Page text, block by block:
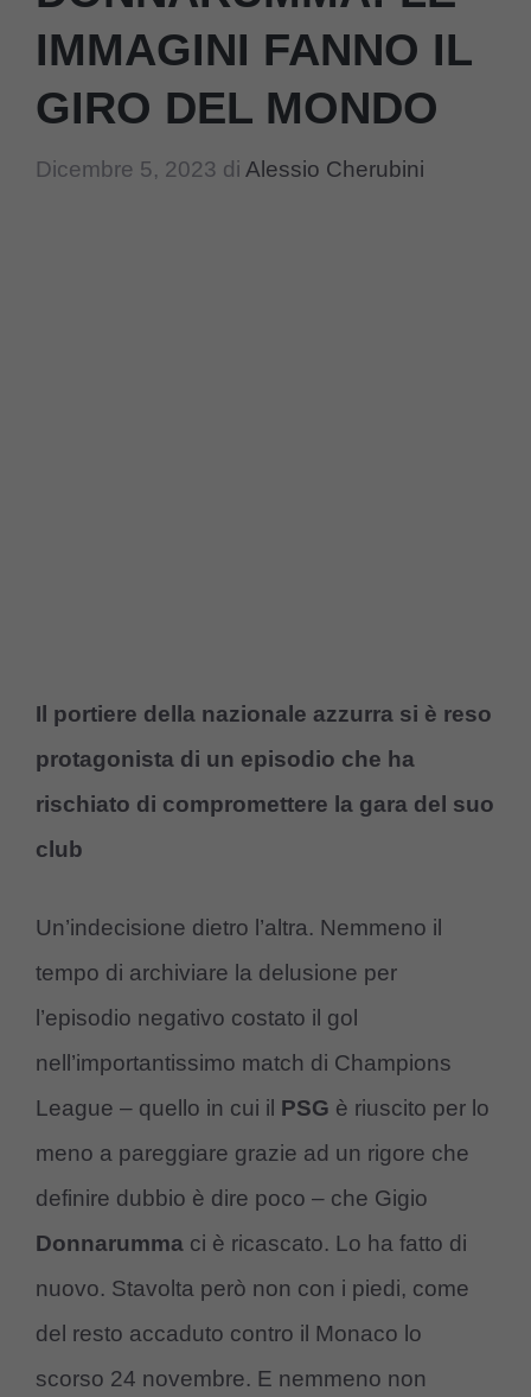
IMMAGINI FANNO IL
GIRO DEL MONDO
Dicembre 5, 2023 di Alessio Cherubini
Il portiere della nazionale azzurra si è reso
protagonista di un episodio che ha
rischiato di compromettere la gara del suo
club
Un’indecisione dietro l’altra. Nemmeno il
tempo di archiviare la delusione per
l’episodio negativo costato il gol
nell’importantissimo match di Champions
League – quello in cui il PSG è riuscito per lo
meno a pareggiare grazie ad un rigore che
definire dubbio è dire poco – che Gigio
Donnarumma ci è ricascato. Lo ha fatto di
nuovo. Stavolta però non con i piedi, come
del resto accaduto contro il Monaco lo
scorso 24 novembre. E nemmeno non